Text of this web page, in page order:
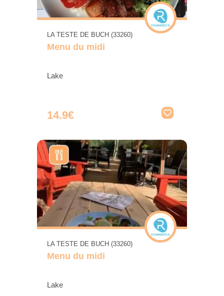
LA TESTE DE BUCH (33260)
Menu du midi
Lake
14.9€
LA TESTE DE BUCH (33260)
Menu du midi
Lake